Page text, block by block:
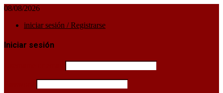
08/08/2026
iniciar sesión / Registrarse
Iniciar sesión